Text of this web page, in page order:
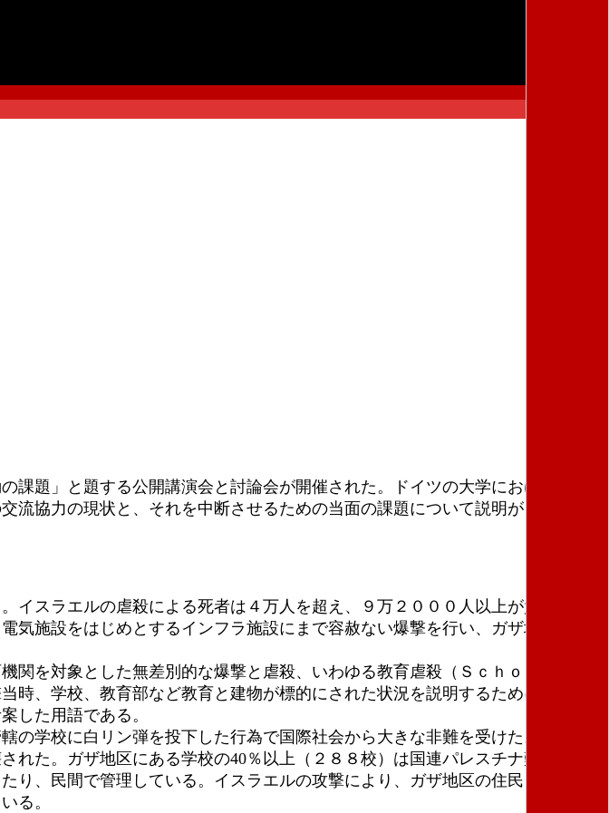
題」と題する公開講演会と討論会が開催された。ドイツの大学におけるパレ
協力の現状と、それを中断させるための当面の課題について説明がされた。
スラエルの虐殺による死者は４万人を超え、９万２０００人以上が負傷し
施設をはじめとするインフラ施設にまで容赦ない爆撃を行い、ガザ地区の住
を対象とした無差別的な爆撃と虐殺、いわゆる教育虐殺（Ｓｃｈｏｌａｓｔ
時、学校、教育部など教育と建物が標的にされた状況を説明するために、オッ
した用語である。
学校に白リン弾を投下した行為で国際社会から大きな非難を受けた。過去11
た。ガザ地区にある学校の40％以上（２８８校）は国連パレスチナ難民救済
、民間で管理している。イスラエルの攻撃により、ガザ地区の住民２３０万
る。